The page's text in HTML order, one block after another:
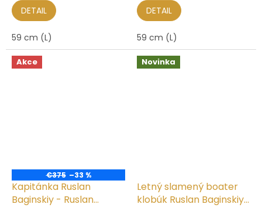
DETAIL
59 cm (L)
DETAIL
59 cm (L)
Akce
€375 –33 %
Kapitánka Ruslan
Baginskiy - Ruslan
Novinka
Letný slamený boater
klobúk Ruslan Baginskiy